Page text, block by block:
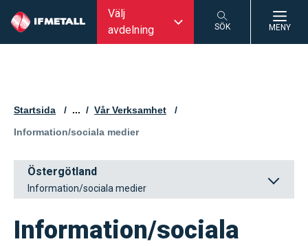
Välj
avdelning
SÖK MENY
Startsida ...
Vår Verksamhet
Aktuell sida:
Information/sociala medier
Östergötland
Information/sociala medier
Information/sociala